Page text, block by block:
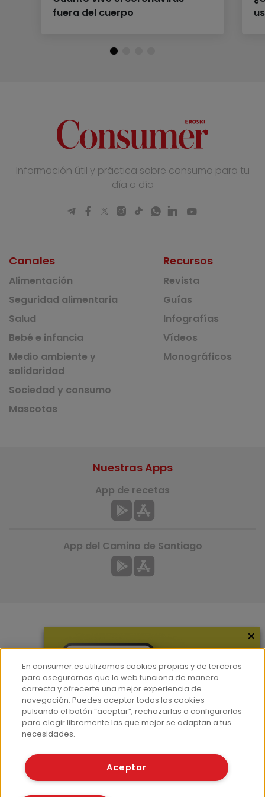
fuera del cuerpo
Información útil y práctica sobre consumo para tu
día a día
Canales
Alimentación
Seguridad alimentaria
Salud
Bebé e infancia
Medio ambiente y
solidaridad
Sociedad y consumo
Mascotas
Recursos
Revista
Guías
Infografías
Vídeos
Monográficos
Hemeroteca
Contacto
Prensa
Corpus Lingüístico Consumer
Nuestras Apps
App de recetas
App del Camino de Santiago
© Fundación EROSKI
Políticas de cookies
×
En consumer.es utilizamos cookies propias y de terceros
para asegurarnos que la web funciona de manera
correcta y ofrecerte una mejor experiencia de
navegación. Puedes aceptar todas las cookies
pulsando el botón “aceptar”, rechazarlas o configurarlas
para elegir libremente las que mejor se adaptan a tus
necesidades.
Aceptar